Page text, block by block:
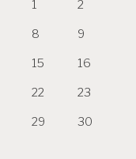
1 2
8 9
15 16
22 23
29 30